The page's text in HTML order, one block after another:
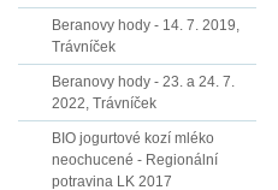
Beranovy hody - 14. 7. 2019,
Trávníček
Beranovy hody - 23. a 24. 7.
2022, Trávníček
BIO jogurtové kozí mléko
neochucené - Regionální
potravina LK 2017